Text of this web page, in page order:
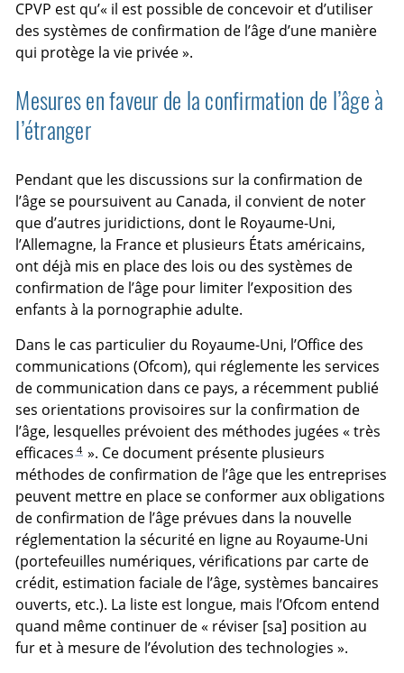
CPVP est qu’« il est possible de concevoir et d’utiliser
des systèmes de confirmation de l’âge d’une manière
qui protège la vie privée ».
Mesures en faveur de la confirmation de l’âge à
l’étranger
Pendant que les discussions sur la confirmation de
l’âge se poursuivent au Canada, il convient de noter
que d’autres juridictions, dont le Royaume-Uni,
l’Allemagne, la France et plusieurs États américains,
ont déjà mis en place des lois ou des systèmes de
confirmation de l’âge pour limiter l’exposition des
enfants à la pornographie adulte.
Dans le cas particulier du Royaume-Uni, l’Office des
communications (Ofcom), qui réglemente les services
de communication dans ce pays, a récemment publié
ses orientations provisoires sur la confirmation de
l’âge, lesquelles prévoient des méthodes jugées « très
efficaces 4 ». Ce document présente plusieurs
méthodes de confirmation de l’âge que les entreprises
peuvent mettre en place se conformer aux obligations
de confirmation de l’âge prévues dans la nouvelle
réglementation la sécurité en ligne au Royaume-Uni
(portefeuilles numériques, vérifications par carte de
crédit, estimation faciale de l’âge, systèmes bancaires
ouverts, etc.). La liste est longue, mais l’Ofcom entend
quand même continuer de « réviser [sa] position au
fur et à mesure de l’évolution des technologies ».